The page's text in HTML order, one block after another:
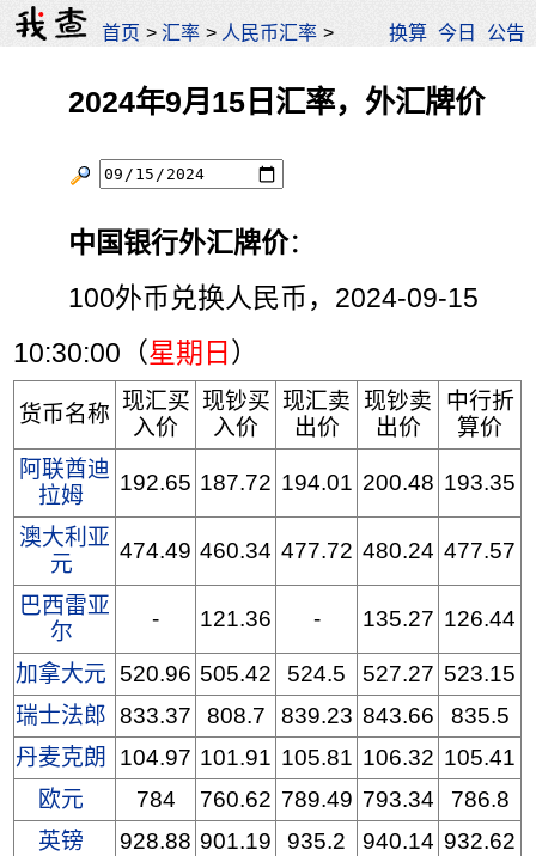
首页 >汇率 > 人民币汇率 > 换算 今日 公告
2024年9月15日汇率，外汇牌价
中国银行外汇牌价：
100外币兑换人民币，2024-09-15
10:30:00（星期日 ）
货币名称
现汇买
入价
现钞买
入价
现汇卖
出价
现钞卖
出价
中行折
算价
阿联酋迪
拉姆
192.65 187.72 194.01 200.48 193.35
澳大利亚
元
474.49 460.34 477.72 480.24 477.57
巴西雷亚
尔
- 121.36 - 135.27 126.44
加拿大元 520.96 505.42 524.5 527.27 523.15
瑞士法郎 833.37 808.7 839.23 843.66
835.5
丹麦克朗
104.97 101.91 105.81 106.32 105.41
欧元
784 760.62 789.49 793.34
786.8
英镑
928.88 901.19 935.2 940.14 932.62